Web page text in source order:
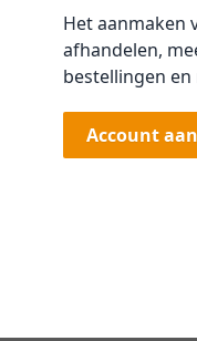
Het aanmaken
afhandelen,
bestellingen en
Account